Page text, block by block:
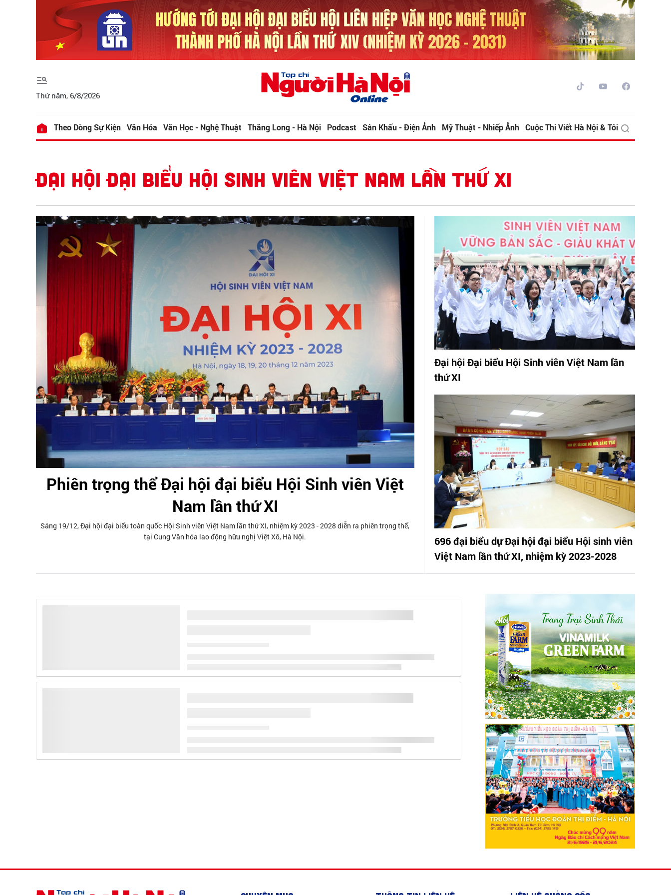
Thứ năm, 6/8/2026
Theo Dòng Sự Kiện Văn Hóa Văn Học - Nghệ Thuật Thăng Long - Hà Nội Podcast Sân Khấu - Điện Ảnh Mỹ Thuật - Nhiếp Ảnh Cuộc Thi Viết Hà Nội & Tôi
ĐẠI HỘI ĐẠI BIỂU HỘI SINH VIÊN VIỆT NAM LẦN THỨ XI
Phiên trọng thể Đại hội đại biểu Hội Sinh viên Việt
Nam lần thứ XI
Sáng 19/12, Đại hội đại biểu toàn quốc Hội Sinh viên Việt Nam lần thứ XI, nhiệm kỳ 2023 - 2028 diễn ra phiên trọng thể,
tại Cung Văn hóa lao động hữu nghị Việt Xô, Hà Nội.
Đại hội Đại biểu Hội Sinh viên Việt Nam lần
thứ XI
696 đại biểu dự Đại hội đại biểu Hội sinh viên
Việt Nam lần thứ XI, nhiệm kỳ 2023-2028